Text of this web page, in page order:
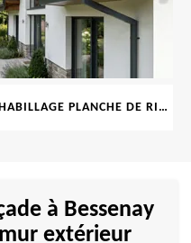
HABILLAGE PLANCHE DE RIVE 69
à Bessenay
extérieur